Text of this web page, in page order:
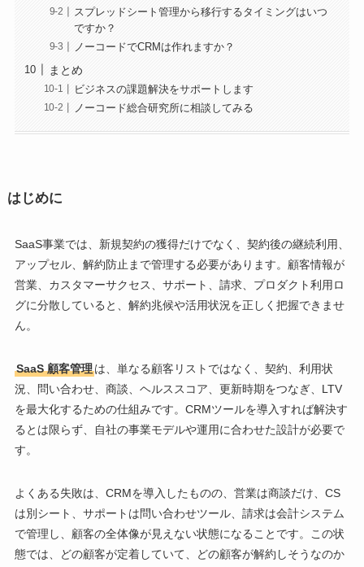
スプレッドシート管理から移行するタイミングはいつ
ですか？
ノーコードでCRMは作れますか？
まとめ
ビジネスの課題解決をサポートします
ノーコード総合研究所に相談してみる
はじめに
SaaS事業では、新規契約の獲得だけでなく、契約後の継続利用、
アップセル、解約防止まで管理する必要があります。顧客情報が
営業、カスタマーサクセス、サポート、請求、プロダクト利用ロ
グに分散していると、解約兆候や活用状況を正しく把握できませ
ん。
SaaS 顧客管理は、単なる顧客リストではなく、契約、利用状
況、問い合わせ、商談、ヘルススコア、更新時期をつなぎ、LTV
を最大化するための仕組みです。CRMツールを導入すれば解決す
るとは限らず、自社の事業モデルや運用に合わせた設計が必要で
す。
よくある失敗は、CRMを導入したものの、営業は商談だけ、CS
は別シート、サポートは問い合わせツール、請求は会計システム
で管理し、顧客の全体像が見えない状態になることです。この状
態では、どの顧客が定着していて、どの顧客が解約しそうなのか